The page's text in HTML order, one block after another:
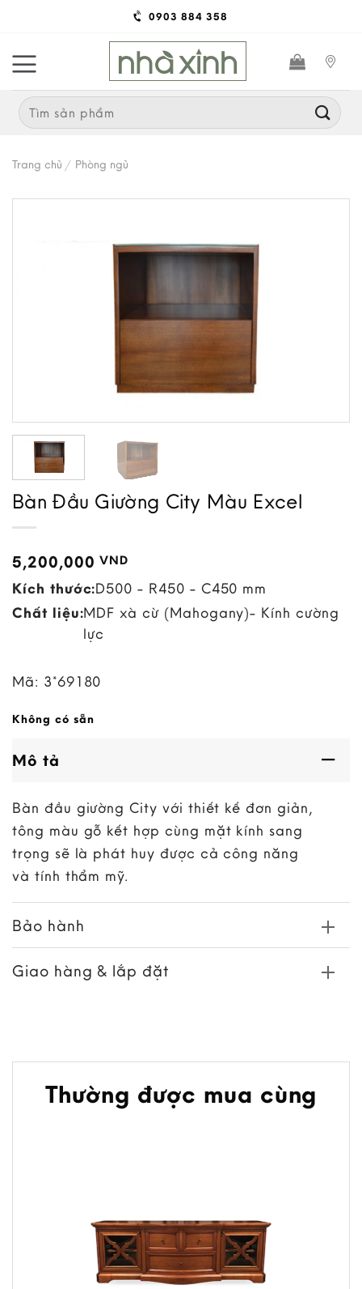
content
0903 884 358
Search
for:
Trang chủ / Phòng ngủ
Bàn Đầu Giường City Màu Excel
5,200,000VND
Kích thước:D500 - R450 - C450 mm
Chất liệu:MDF xà cừ (Mahogany)- Kính cường
lực
Mã: 3*69180
Không có sẵn
Mô tả
Bàn đầu giường City với thiết kế đơn giản,
tông màu gỗ kết hợp cùng mặt kính sang
trọng sẽ là phát huy được cả công năng
và tính thẩm mỹ.
Bảo hành
Giao hàng & lắp đặt
Thường được mua cùng